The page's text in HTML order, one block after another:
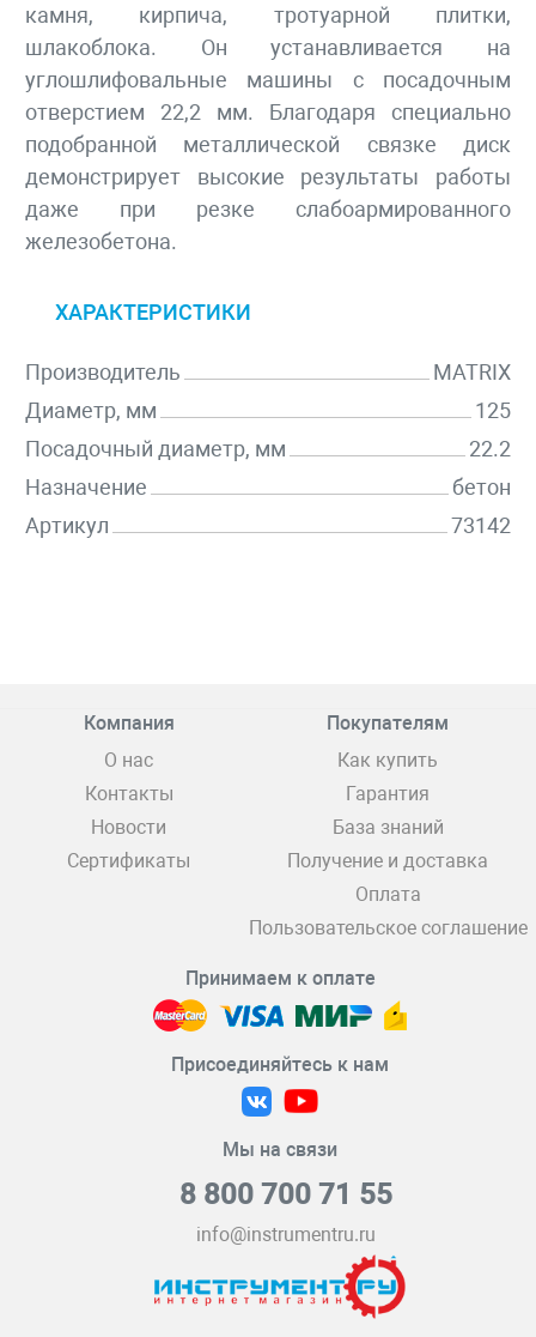
камня, кирпича, тротуарной плитки,
шлакоблока. Он устанавливается на
углошлифовальные машины с посадочным
отверстием 22,2 мм. Благодаря специально
подобранной металлической связке диск
демонстрирует высокие результаты работы
даже при резке слабоармированного
железобетона.
ХАРАКТЕРИСТИКИ
Производитель
MATRIX
Диаметр, мм
125
Посадочный диаметр, мм
22.2
Назначение
бетон
Артикул
73142
Компания
О нас
Контакты
Новости
Сертификаты
Покупателям
Как купить
Гарантия
База знаний
Получение и доставка
Оплата
Пользовательское соглашение
Принимаем к оплате
Присоединяйтесь к нам
Мы на связи
8 800 700 71 55
info@instrumentru.ru